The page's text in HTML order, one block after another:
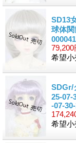
SD13
球体関
79,200
希望
SDGr/
25-07-
-07-
希望